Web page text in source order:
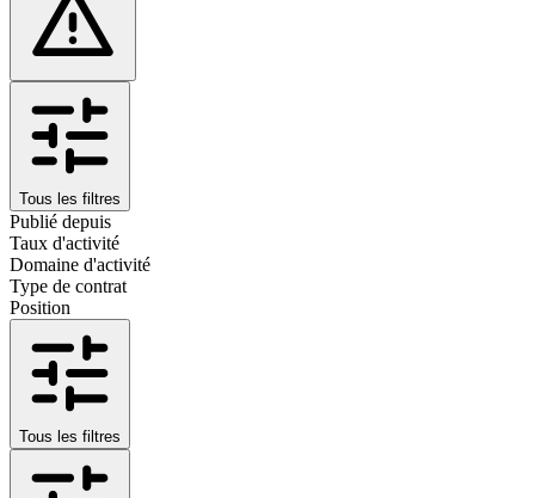
Tous les filtres
Publié depuis
Taux d'activité
Domaine d'activité
Type de contrat
Position
Tous les filtres